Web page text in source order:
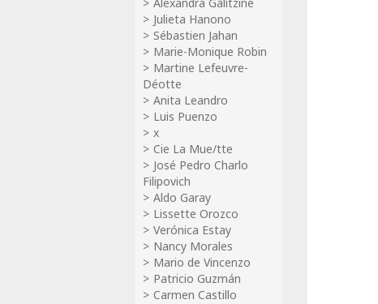
Julieta Hanono
Sébastien Jahan
Marie-Monique Robin
Martine Lefeuvre-
Déotte
Anita Leandro
Luis Puenzo
x
Cie La Mue/tte
José Pedro Charlo
Filipovich
Aldo Garay
Lissette Orozco
Verónica Estay
Nancy Morales
Mario de Vincenzo
Patricio Guzmán
Carmen Castillo